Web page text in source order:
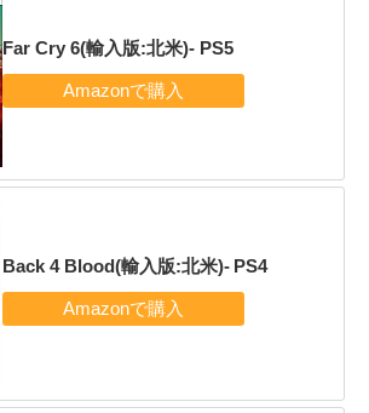
Far Cry 6(輸入版:北米)- PS5
Back 4 Blood(輸入版:北米)- PS4